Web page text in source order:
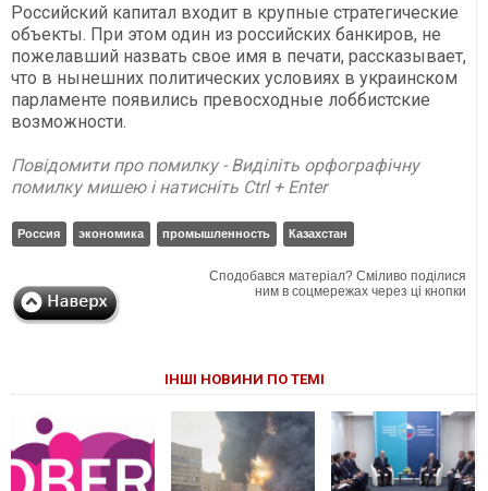
Российский капитал входит в крупные стратегические
объекты. При этом один из российских банкиров, не
пожелавший назвать свое имя в печати, рассказывает,
что в нынешних политических условиях в украинском
парламенте появились превосходные лоббистские
возможности.
Повідомити про помилку - Виділіть орфографічну
помилку мишею і натисніть Ctrl + Enter
Россия экономика промышленность Казахстан
Сподобався матеріал? Сміливо поділися
ним в соцмережах через ці кнопки
ІНШІ НОВИНИ ПО ТЕМІ